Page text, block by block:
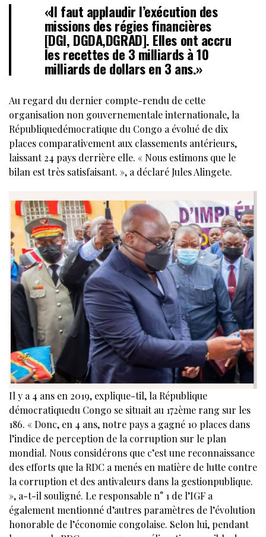
«Il faut applaudir l’exécution des
missions des régies financières
[DGI, DGDA,DGRAD]. Elles ont accru
les recettes de 3 milliards à 10
milliards de dollars en 3 ans.»
Au regard du dernier compte-rendu de cette
organisation non gouvernementale internationale, la
Républiquedémocratique du Congo a évolué de dix
places comparativement aux classements antérieurs,
laissant 24 pays derrière elle. « Nous estimons que le
bilan est très satisfaisant. », a déclaré Jules Alingete.
Il y a 4 ans en 2019, explique-til, la République
démocratiquedu Congo se situait au 172ème rang sur les
186. « Donc, en 4 ans, notre pays a gagné 10 places dans
l’indice de perception de la corruption sur le plan
mondial. Nous considérons que c’est une reconnaissance
des efforts que la RDC a menés en matière de lutte contre
la corruption et des antivaleurs dans la gestionpublique.
», a-t-il souligné. Le responsable n° 1 de l’IGF a
également mentionné d’autres paramètres de l’évolution
honorable de l’économie congolaise. Selon lui, pendant